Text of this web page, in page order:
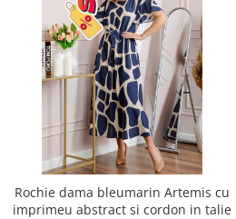
Rochie dama bleumarin Artemis cu
imprimeu abstract si cordon in talie